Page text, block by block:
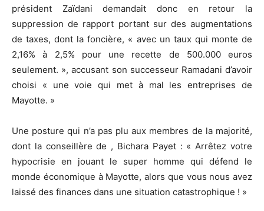
président Zaïdani demandait donc en retour la
suppression de rapport portant sur des augmentations
de taxes, dont la foncière, « avec un taux qui monte de
2,16% à 2,5% pour une recette de 500.000 euros
seulement. », accusant son successeur Ramadani d’avoir
choisi « une voie qui met à mal les entreprises de
Mayotte. »
Une posture qui n’a pas plu aux membres de la majorité,
dont la conseillère de , Bichara Payet : « Arrêtez votre
hypocrisie en jouant le super homme qui défend le
monde économique à Mayotte, alors que vous nous avez
laissé des finances dans une situation catastrophique ! »